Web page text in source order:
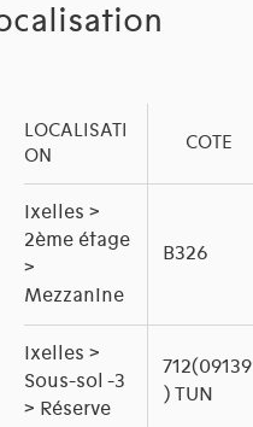
LOCALISATI
ON
COTE
Ixelles >
2ème étage
>
Mezzanine
B326
Ixelles >
Sous-sol -3
> Réserve
712(09139
) TUN